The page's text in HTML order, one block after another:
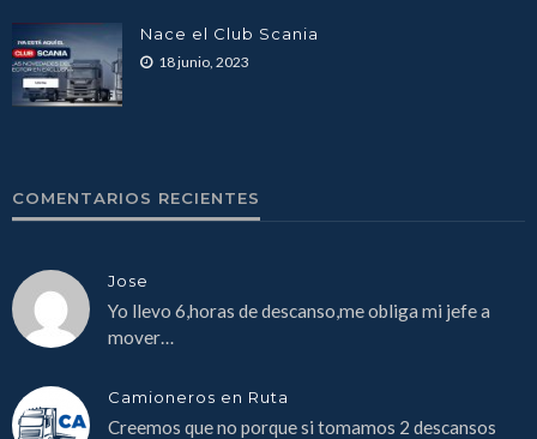
Nace el Club Scania
18 junio, 2023
COMENTARIOS RECIENTES
Jose
Yo llevo 6,horas de descanso,me obliga mi jefe a
mover…
Camioneros en Ruta
Creemos que no porque si tomamos 2 descansos